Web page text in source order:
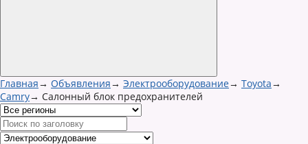
Главная→ Объявления→ Электрооборудование→ Toyota→
Camry→ Салонный блок предохранителей